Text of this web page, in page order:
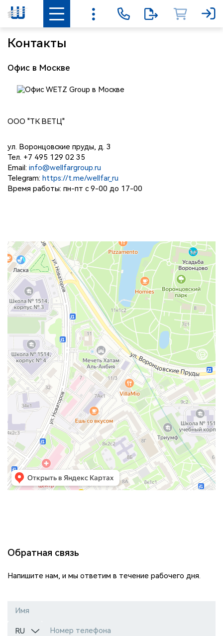
Контакты
Офис в Москве
ООО "ТК ВЕТЦ"
ул. Воронцовские пруды, д. 3
Тел. +7 495 129 02 35
Email: info@wellfargroup.ru
Telegram: https://t.me/wellfar_ru
Время работы: пн-пт с 9-00 до 17-00
Москва
Улица Воронцовские Пруды, 3 — Яндекс Карты
Обратная связь
Напишите нам, и мы ответим в течение рабочего дня.
Имя
RU Номер телефона